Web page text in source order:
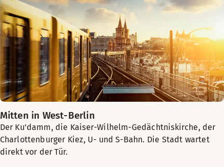
Mitten in West-Berlin
Der Ku'damm, die Kaiser-Wilhelm-Gedächtniskirche, der
Charlottenburger Kiez, U- und S-Bahn. Die Stadt wartet
direkt vor der Tür.